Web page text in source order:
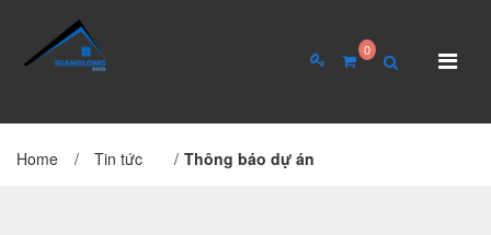
0
TRANG CHỦ GIỚI THIỆU
Home / Tin tức / Thông báo dự án